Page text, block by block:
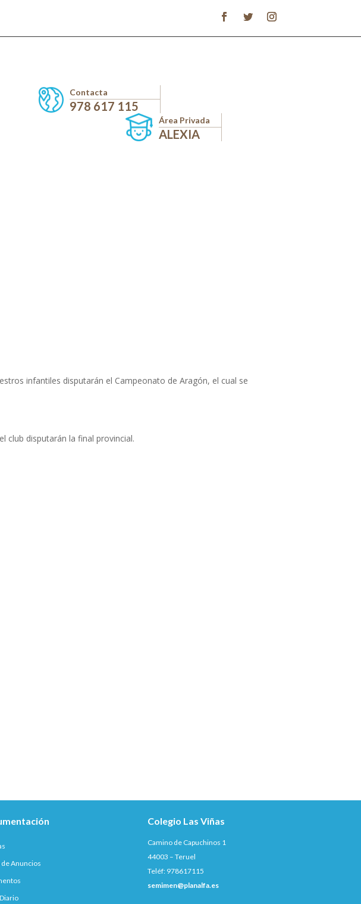
Contacta
978 617 115
Área Privada
ALEXIA
infantiles disputarán el Campeonato de Aragón, el cual se
club disputarán la final provincial.
de Anuncios
Colegio Las Viñas
Camino de Capuchinos 1
44003 – Teruel
Teléf: 978617115
semimen@planalfa.es